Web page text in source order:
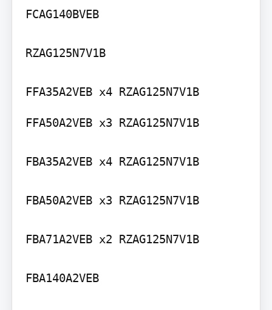
FCAG140BVEB
RZAG125N7V1B
FFA35A2VEB x4 RZAG125N7V1B
FFA50A2VEB x3 RZAG125N7V1B
FBA35A2VEB x4 RZAG125N7V1B
FBA50A2VEB x3 RZAG125N7V1B
FBA71A2VEB x2 RZAG125N7V1B
FBA140A2VEB